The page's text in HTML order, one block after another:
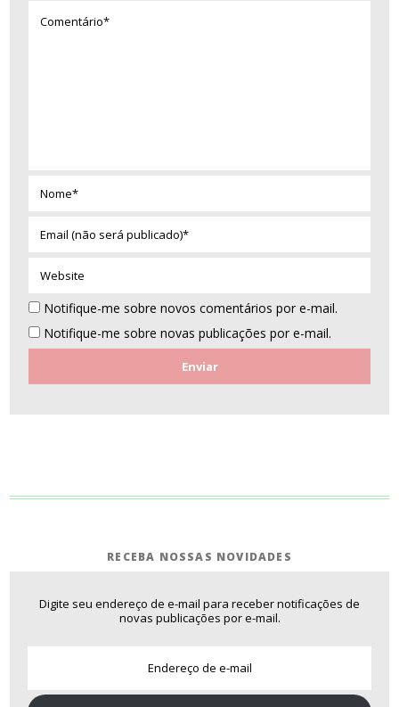
publicado)*
Notifique-me sobre novos comentários por e-mail.
Notifique-me sobre novas publicações por e-mail.
RECEBA NOSSAS NOVIDADES
Digite seu endereço de e-mail para receber notificações de
novas publicações por e-mail.